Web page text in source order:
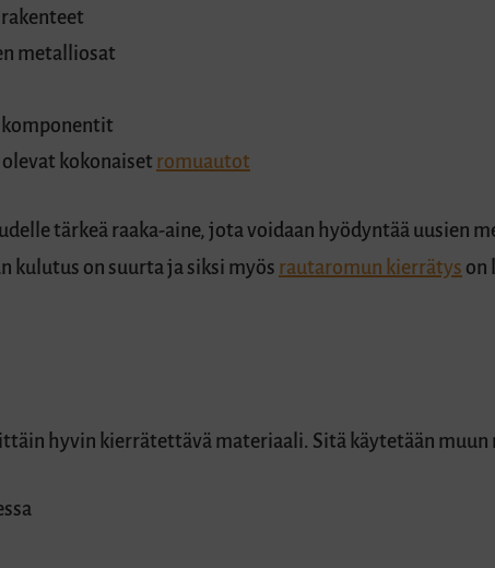
metalliosat
olevat kokonaiset romuautot
tärkeä raaka-aine, jota voidaan hyödyntää uusien
kulutus on suurta ja siksi myös rautaromun kierrätys on
hyvin kierrätettävä materiaali. Sitä käytetään muun